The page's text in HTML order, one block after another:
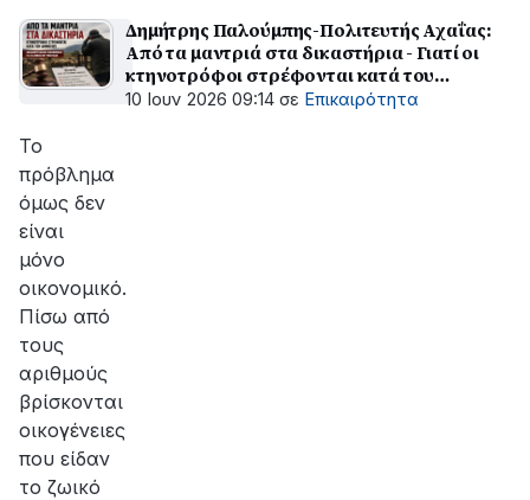
Δημήτρης Παλούμπης-Πολιτευτής Αχαΐας:
Από τα μαντριά στα δικαστήρια - Γιατί οι
κτηνοτρόφοι στρέφονται κατά του
Δημοσίου
10 Ιουν 2026 09:14 σε Επικαιρότητα
Το
πρόβλημα
όμως δεν
είναι
μόνο
οικονομικό.
Πίσω από
τους
αριθμούς
βρίσκονται
οικογένειες
που είδαν
το ζωικό